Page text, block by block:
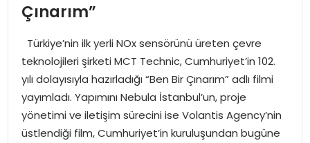
EĞITIM
SPOR
GÜNDEM
MAGAZIN
Çınarım”
Türkiye’nin ilk yerli NOx sensörünü üreten çevre
teknolojileri şirketi MCT Technic, Cumhuriyet’in 102.
yılı dolayısıyla hazırladığı “Ben Bir Çınarım” adlı filmi
yayımladı. Yapımını Nebula İstanbul’un, proje
yönetimi ve iletişim sürecini ise Volantis Agency’nin
üstlendiği film, Cumhuriyet’in kuruluşundan bugüne